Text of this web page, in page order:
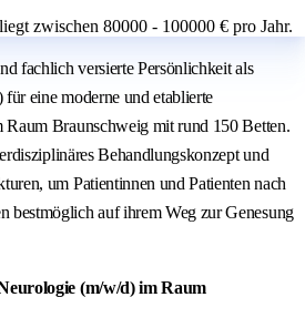
zwischen 80000 - 100000 € pro Jahr.
fachlich versierte Persönlichkeit als
eine moderne und etablierte
Braunschweig mit rund 150 Betten.
Behandlungskonzept und
um Patientinnen und Patienten nach
bestmöglich auf ihrem Weg zur Genesung
(m/w/d) im Raum